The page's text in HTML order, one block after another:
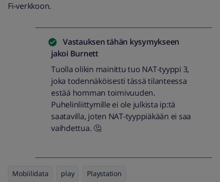
Fi-verkkoon.
Vastauksen tähän kysymykseen
jakoi Burnett
Tuolla olikin mainittu tuo NAT-tyyppi 3,
joka todennäköisesti tässä tilanteessa
estää homman toimivuuden.
Puhelinliittymille ei ole julkista ip:tä
saatavilla, joten NAT-tyyppiäkään ei saa
vaihdettua. 🤔
Mobiilidata play Playstation